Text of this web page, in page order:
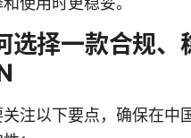
选择一款合规、
注以下要点，确保在中